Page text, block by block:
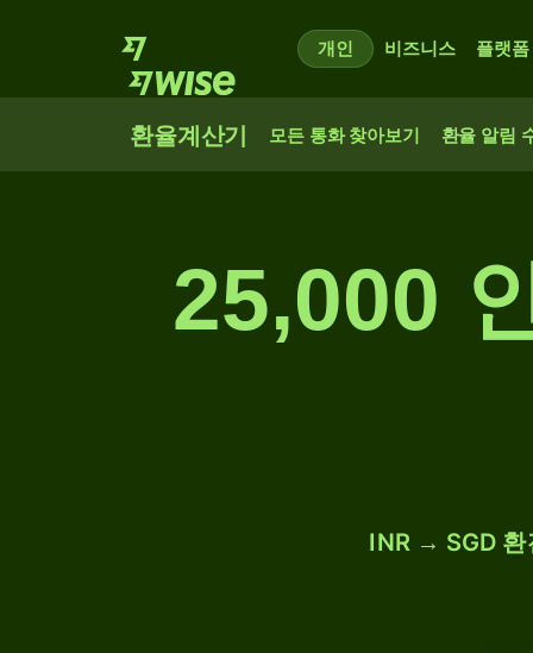
개인 비즈니스 플랫폼
환율계산기 모든 통화 찾아보기 환율 알림
25,000
INR → SGD 환